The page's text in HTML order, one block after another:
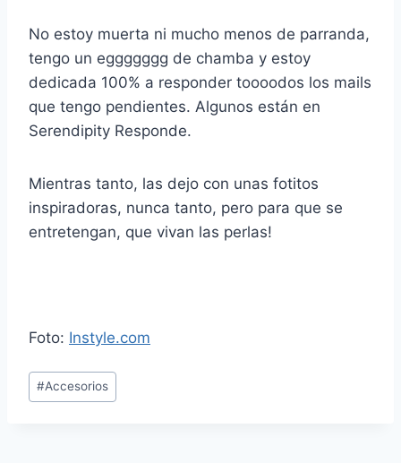
No estoy muerta ni mucho menos de parranda,
tengo un eggggggg de chamba y estoy
dedicada 100% a responder toooodos los mails
que tengo pendientes. Algunos están en
Serendipity Responde.
Mientras tanto, las dejo con unas fotitos
inspiradoras, nunca tanto, pero para que se
entretengan, que vivan las perlas!
Foto: Instyle.com
Post
Tags:
#Accesorios